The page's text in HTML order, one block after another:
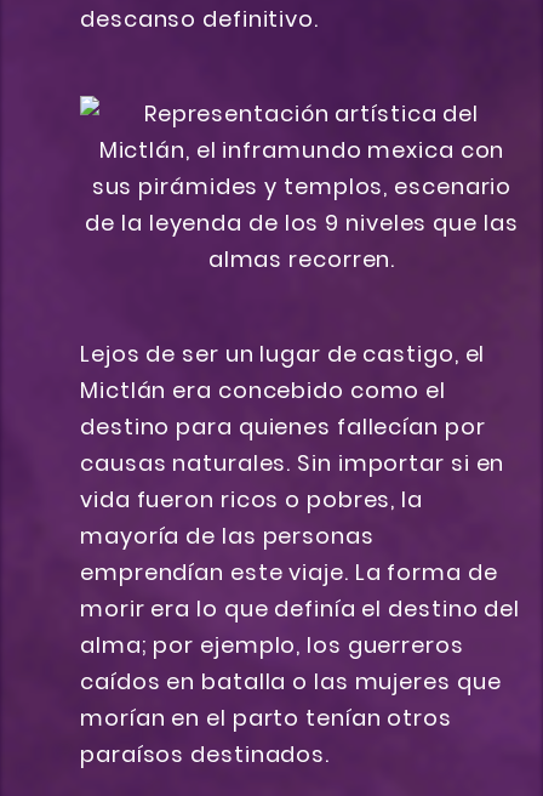
descanso definitivo.
Lejos de ser un lugar de castigo, el
Mictlán era concebido como el
destino para quienes fallecían por
causas naturales. Sin importar si en
vida fueron ricos o pobres, la
mayoría de las personas
emprendían este viaje. La forma de
morir era lo que definía el destino del
alma; por ejemplo, los guerreros
caídos en batalla o las mujeres que
morían en el parto tenían otros
paraísos destinados.